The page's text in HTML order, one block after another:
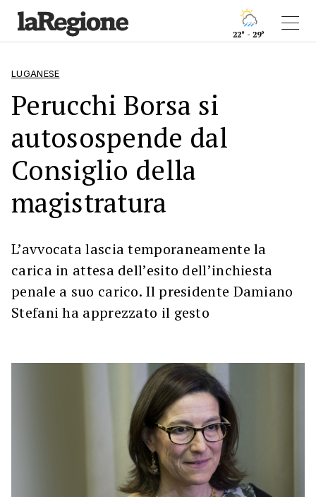
22° - 29°
LUGANESE
Perucchi Borsa si
autosospende dal
Consiglio della
magistratura
L’avvocata lascia temporaneamente la
carica in attesa dell’esito dell’inchiesta
penale a suo carico. Il presidente Damiano
Stefani ha apprezzato il gesto